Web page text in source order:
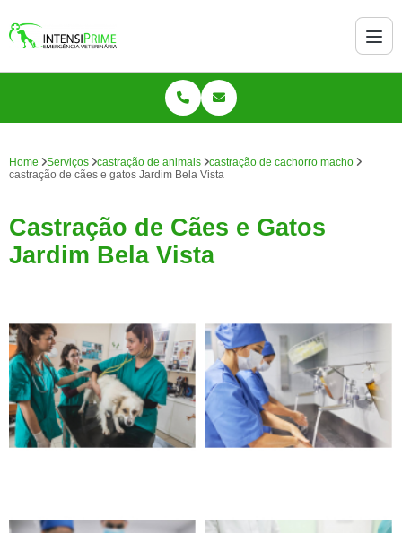
Home Serviços castração de animais
castração de cachorro macho
castração de cães e gatos Jardim Bela Vista
Castração de Cães e Gatos
Jardim Bela Vista